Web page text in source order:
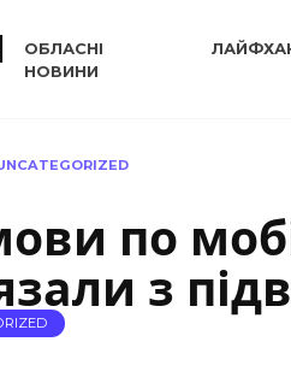
ОБЛАСНІ
НОВИНИ
по
з